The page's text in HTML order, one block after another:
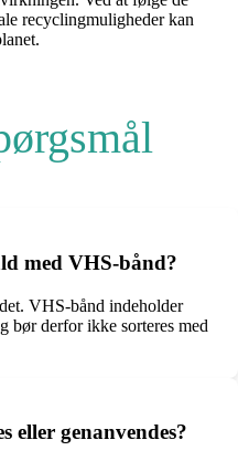
recyclingmuligheder kan
med VHS-bånd?
VHS-bånd indeholder
bør derfor ikke sorteres med
eller genanvendes?